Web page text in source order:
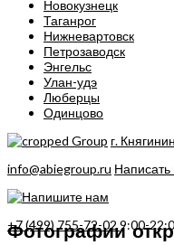
Новокузнецк
Таганрог
Нижневартовск
Петрозаводск
Энгельс
Улан-удэ
Люберцы
Одинцово
г.
info@abiegroup.ru Написать
+7 (499) 755-72-029:00-
Фотографии